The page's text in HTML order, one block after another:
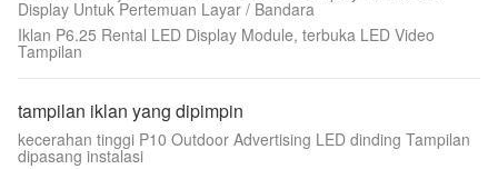
Display Untuk Pertemuan Layar / Bandara
Iklan P6.25 Rental LED Display Module, terbuka LED Video
Tampilan
tampilan iklan yang dipimpin
kecerahan tinggi P10 Outdoor Advertising LED dinding Tampilan
dipasang instalasi